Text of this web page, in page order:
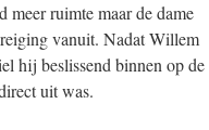
ruimte maar de dame
vanuit. Nadat Willem
hij beslissend binnen op de
uit was.